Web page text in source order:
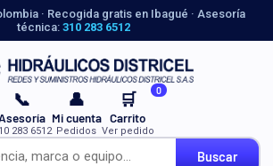
· Recogida gratis en Ibagué · Asesoría
técnica: 310 283 6512
Buscar
📞
283 6512
👤
Mi cuenta
Pedidos
🛒 0
Carrito
Ver pedido